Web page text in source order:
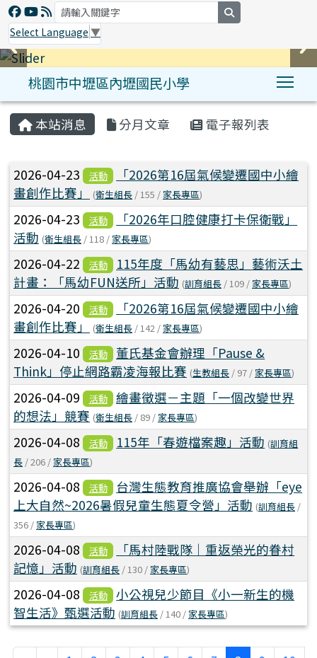
Select Language ▼
桃園市中壢區內壢國民小學
:::
本站消息 分月文章 電子報列表
文章列表
2026-04-23 活動
「2026第16屆氣候變遷國中小繪
畫創作比賽」
(衛生組長 / 155 / 家長專區)
2026-04-23 活動
「2026年口腔健康打卡保衛戰」
活動 (衛生組長 / 118 / 家長專區)
2026-04-22 活動
115年度「馬幼有藝思」藝術沃土
計畫：「馬幼FUN送所」活動 (訓育組長 / 109 / 家長專區)
2026-04-20 活動
「2026第16屆氣候變遷國中小繪
畫創作比賽」
(衛生組長 / 142 / 家長專區)
2026-04-10 活動
董氏基金會辦理「Pause &
Think」停止網路霸凌海報比賽 (生教組長 / 97 / 家長專區)
2026-04-09 活動
繪畫徵選－主題「一個改變世界
的想法」競賽 (衛生組長 / 89 / 家長專區)
2026-04-08 活動 115年「春遊檔案趣」活動 (訓育組
長 / 206 / 家長專區)
2026-04-08 活動
台灣生態教育推廣協會舉辦「eye
上大自然~2026暑假兒童生態夏令營」活動 (訓育組長 /
356 / 家長專區)
2026-04-08 活動
「馬村陸戰隊｜重返榮光的眷村
記憶」活動 (訓育組長 / 130 / 家長專區)
2026-04-08 活動
小公視兒少節目《小一新生的機
智生活》甄選活動 (訓育組長 / 140 / 家長專區)